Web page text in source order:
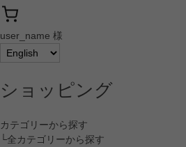
user_name 様
ショッピング
カテゴリーから探す
└全カテゴリーから探す